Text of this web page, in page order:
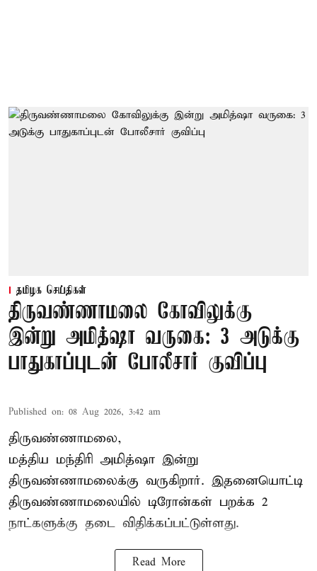
தமிழக செய்திகள்
திருவண்ணாமலை கோவிலுக்கு
இன்று அமித்ஷா வருகை: 3 அடுக்கு
பாதுகாப்புடன் போலீசார் குவிப்பு
Published on: 08 Aug 2026, 3:42 am
திருவண்ணாமலை,
மத்திய மந்திரி அமித்ஷா இன்று
திருவண்ணாமலைக்கு வருகிறார். இதனையொட்டி
திருவண்ணாமலையில் டிரோன்கள் பறக்க 2
நாட்களுக்கு தடை விதிக்கப்பட்டுள்ளது.
Read More